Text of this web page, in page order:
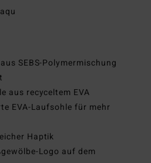
aqu
SEBS-Polymermischung
aus recyceltem EVA
EVA-Laufsohle für mehr
Haptik
Logo auf dem